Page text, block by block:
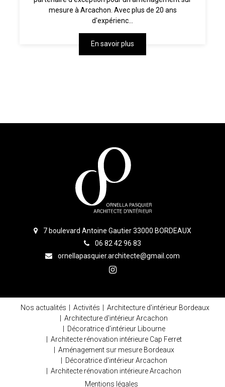
mesure à Arcachon. Avec plus de 20 ans
d'expérienc...
En savoir plus
7 boulevard Antoine Gautier 33000 BORDEAUX
06 82 42 96 83
ornellapasquier.architecte@gmail.com
Nos actualités Activités
Architecture d'intérieur Bordeaux
Architecture d'intérieur Arcachon
Décoratrice d'intérieur Libourne
Architecte rénovation intérieure Cap Ferret
Aménagement sur mesure Bordeaux
Décoratrice d'intérieur Arcachon
Architecte rénovation intérieure Arcachon
Mentions légales